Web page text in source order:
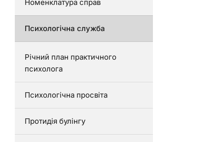
Номенклатура справ
Психологічна служба
Річний план практичного
психолога
Психологічна просвіта
Протидія булінгу